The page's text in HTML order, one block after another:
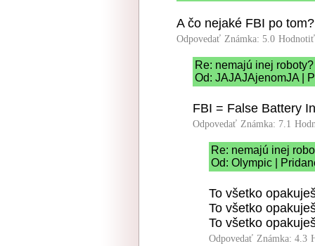
A čo nejaké FBI po tom?
Odpovedať Známka: 5.0
Re: nemajú inej roboty?
Od: JAJAJAjenomJA |
FBI = False Battery
Odpovedať Známka: 7.1
Re: nemajú inej
Od: Olympic |
To všetko
To všetko
To všetko
Odpovedať Známka: 4.3